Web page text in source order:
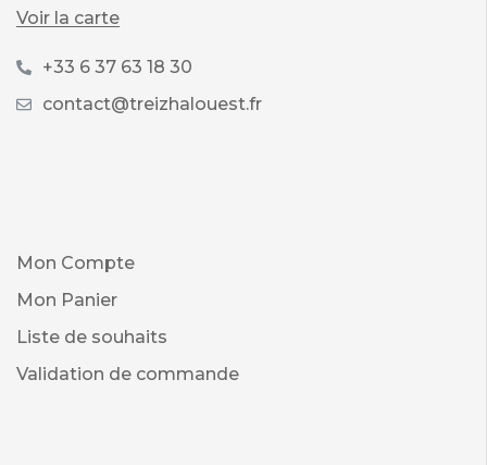
Voir la carte
+33 6 37 63 18 30
contact@treizhalouest.fr
Mon Compte
Mon Panier
Liste de souhaits
Validation de commande